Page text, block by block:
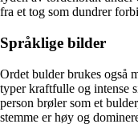
fra et tog som dundrer
Språklige bilder
Ordet bulder brukes også
typer kraftfulle og intense
person brøler som et
stemme er høy og